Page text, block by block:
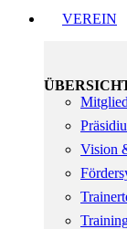
VEREIN
Vision